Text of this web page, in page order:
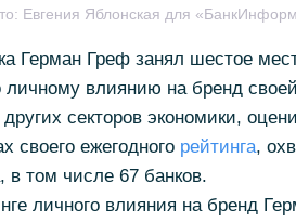
Евгения Яблонская для
Герман Греф занял шестое
личному влиянию на бренд
секторов экономики,
своего ежегодного рейтинга,
в том числе 67 банков.
личного влияния на бренд